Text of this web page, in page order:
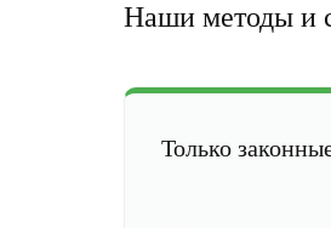
Наши методы и
Только